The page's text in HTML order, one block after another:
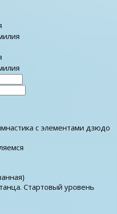
с элементами дзюдо
Стартовый уровень